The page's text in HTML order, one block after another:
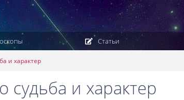
Статьи
и характер
и характер